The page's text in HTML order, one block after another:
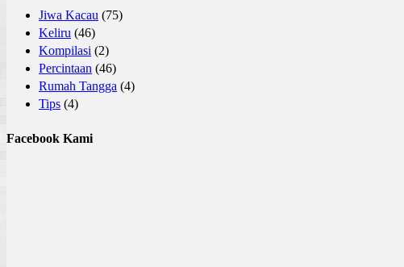
Jiwa Kacau (75)
Keliru (46)
Kompilasi (2)
Percintaan (46)
Rumah Tangga (4)
Tips (4)
Facebook Kami